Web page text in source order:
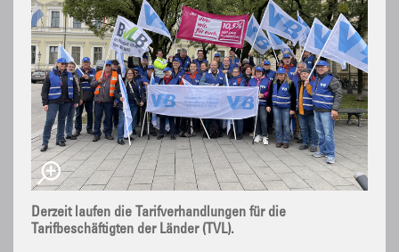
Derzeit laufen die Tarifverhandlungen für die
Tarifbeschäftigten der Länder (TVL).